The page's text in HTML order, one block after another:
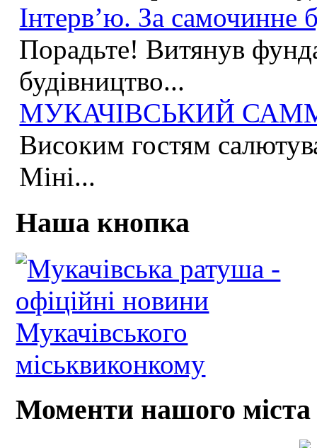
Інтерв’ю. За самочинне
Порадьте! Витянув
будівництво...
МУКАЧІВСЬКИЙ
Високим гостям
Міні...
Наша кнопка
Моменти нашого міста